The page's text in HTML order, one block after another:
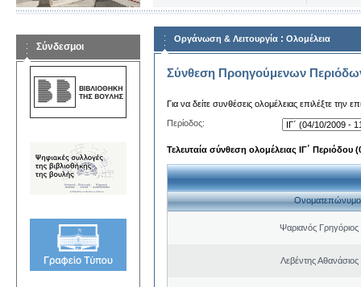
Σύνδεσμοι
Οργάνωση & Λειτουργία : Ολομέλεια
Σύνθεση Προηγούμενων
Για να δείτε συνθέσεις ολομέλειας επιλέξτε την
Περίοδος:
Τελευταία σύνθεση ολομέλειας ΙΓ΄ Περιόδου
Ονοματεπώνυμο
Ψαριανός
Λεβέντης